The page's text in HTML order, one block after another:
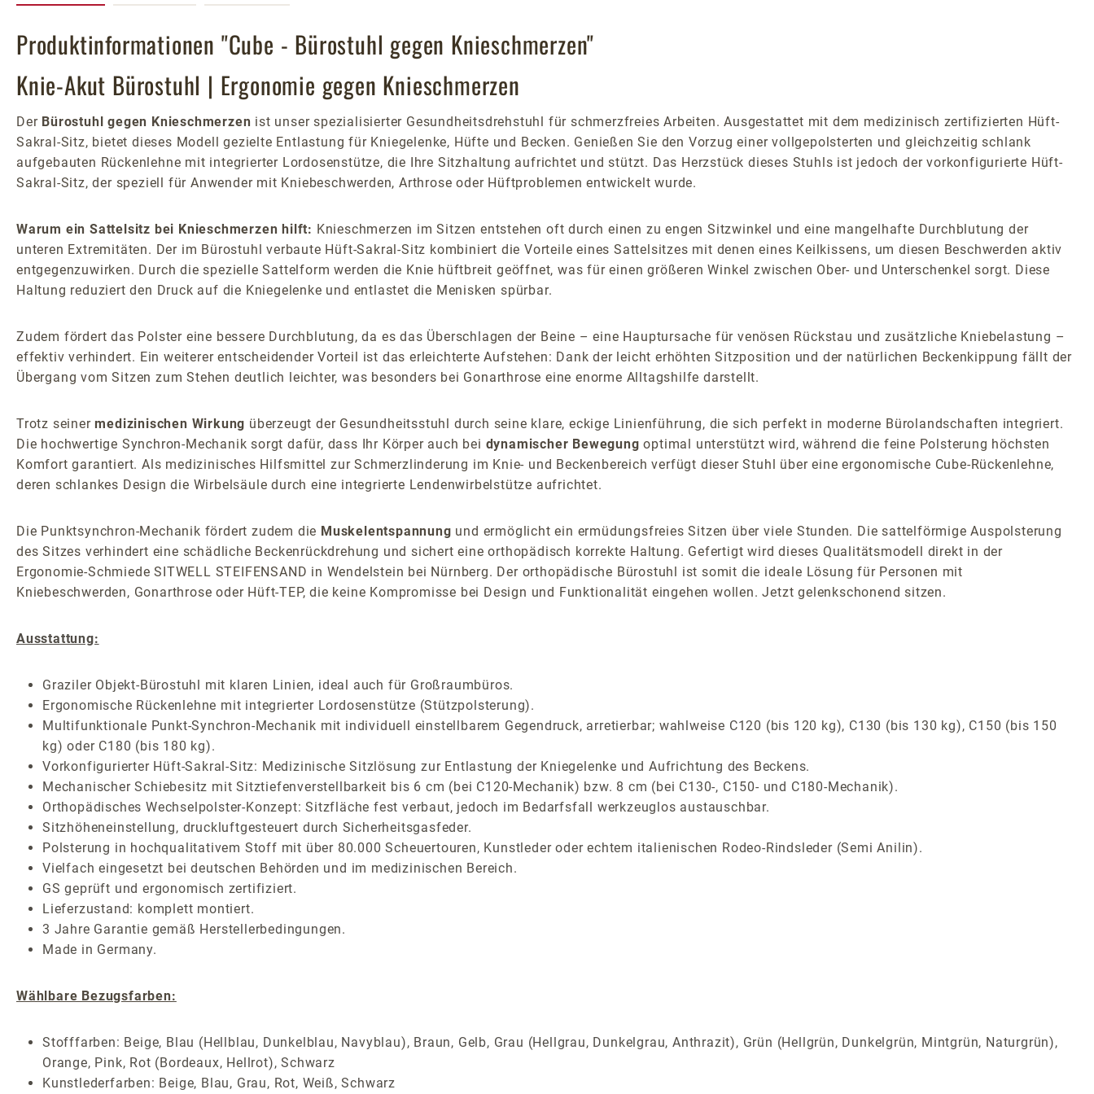
Produktinformationen "Cube - Bürostuhl gegen Knieschmerzen"
Knie-Akut Bürostuhl | Ergonomie gegen Knieschmerzen
Der Bürostuhl gegen Knieschmerzen ist unser spezialisierter Gesundheitsdrehstuhl für schmerzfreies Arbeiten. Ausgestattet mit dem medizinisch zertifizierten Hüft-
Sakral-Sitz, bietet dieses Modell gezielte Entlastung für Kniegelenke, Hüfte und Becken. Genießen Sie den Vorzug einer vollgepolsterten und gleichzeitig schlank
aufgebauten Rückenlehne mit integrierter Lordosenstütze, die Ihre Sitzhaltung aufrichtet und stützt. Das Herzstück dieses Stuhls ist jedoch der vorkonfigurierte Hüft-
Sakral-Sitz, der speziell für Anwender mit Kniebeschwerden, Arthrose oder Hüftproblemen entwickelt wurde.
Warum ein Sattelsitz bei Knieschmerzen hilft: Knieschmerzen im Sitzen entstehen oft durch einen zu engen Sitzwinkel und eine mangelhafte Durchblutung der
unteren Extremitäten. Der im Bürostuhl verbaute Hüft-Sakral-Sitz kombiniert die Vorteile eines Sattelsitzes mit denen eines Keilkissens, um diesen Beschwerden aktiv
entgegenzuwirken. Durch die spezielle Sattelform werden die Knie hüftbreit geöffnet, was für einen größeren Winkel zwischen Ober- und Unterschenkel sorgt. Diese
Haltung reduziert den Druck auf die Kniegelenke und entlastet die Menisken spürbar.
Zudem fördert das Polster eine bessere Durchblutung, da es das Überschlagen der Beine – eine Hauptursache für venösen Rückstau und zusätzliche Kniebelastung –
effektiv verhindert. Ein weiterer entscheidender Vorteil ist das erleichterte Aufstehen: Dank der leicht erhöhten Sitzposition und der natürlichen Beckenkippung fällt der
Übergang vom Sitzen zum Stehen deutlich leichter, was besonders bei Gonarthrose eine enorme Alltagshilfe darstellt.
Trotz seinermedizinischen Wirkung überzeugt der Gesundheitsstuhl durch seine klare, eckige Linienführung, die sich perfekt in moderne Bürolandschaften integriert.
Die hochwertige Synchron-Mechanik sorgt dafür, dass Ihr Körper auch bei dynamischer Bewegung optimal unterstützt wird, während die feine Polsterung höchsten
Komfort garantiert. Als medizinisches Hilfsmittel zur Schmerzlinderung im Knie- und Beckenbereich verfügt dieser Stuhl über eine ergonomische Cube-Rückenlehne,
deren schlankes Design die Wirbelsäule durch eine integrierte Lendenwirbelstütze aufrichtet.
Die Punktsynchron-Mechanik fördert zudem die Muskelentspannung und ermöglicht ein ermüdungsfreies Sitzen über viele Stunden. Die sattelförmige Auspolsterung
des Sitzes verhindert eine schädliche Beckenrückdrehung und sichert eine orthopädisch korrekte Haltung. Gefertigt wird dieses Qualitätsmodell direkt in der
Ergonomie-Schmiede SITWELL STEIFENSAND in Wendelstein bei Nürnberg. Der orthopädische Bürostuhl ist somit die ideale Lösung für Personen mit
Kniebeschwerden, Gonarthrose oder Hüft-TEP, die keine Kompromisse bei Design und Funktionalität eingehen wollen. Jetzt gelenkschonend sitzen.
Ausstattung:
Graziler Objekt-Bürostuhl mit klaren Linien, ideal auch für Großraumbüros.
Ergonomische Rückenlehne mit integrierter Lordosenstütze (Stützpolsterung).
Multifunktionale Punkt-Synchron-Mechanik mit individuell einstellbarem Gegendruck, arretierbar; wahlweise C120 (bis 120 kg), C130 (bis 130 kg), C150 (bis 150
kg) oder C180 (bis 180 kg).
Vorkonfigurierter Hüft-Sakral-Sitz: Medizinische Sitzlösung zur Entlastung der Kniegelenke und Aufrichtung des Beckens.
Mechanischer Schiebesitz mit Sitztiefenverstellbarkeit bis 6 cm (bei C120-Mechanik) bzw. 8 cm (bei C130-, C150- und C180-Mechanik).
Orthopädisches Wechselpolster-Konzept: Sitzfläche fest verbaut, jedoch im Bedarfsfall werkzeuglos austauschbar.
Sitzhöheneinstellung, druckluftgesteuert durch Sicherheitsgasfeder.
Polsterung in hochqualitativem Stoff mit über 80.000 Scheuertouren, Kunstleder oder echtem italienischen Rodeo-Rindsleder (Semi Anilin).
Vielfach eingesetzt bei deutschen Behörden und im medizinischen Bereich.
GS geprüft und ergonomisch zertifiziert.
Lieferzustand: komplett montiert.
3 Jahre Garantie gemäß Herstellerbedingungen.
Made in Germany.
Wählbare Bezugsfarben:
Stofffarben: Beige, Blau (Hellblau, Dunkelblau, Navyblau), Braun, Gelb, Grau (Hellgrau, Dunkelgrau, Anthrazit), Grün (Hellgrün, Dunkelgrün, Mintgrün, Naturgrün),
Orange, Pink, Rot (Bordeaux, Hellrot), Schwarz
Kunstlederfarben: Beige, Blau, Grau, Rot, Weiß, Schwarz